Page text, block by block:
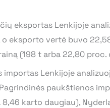
eksportas Lenkijoje
o eksporto vertė buvo
(198 t arba 22,80
importas Lenkijoje
paukštienos
8,46 karto daugiau),